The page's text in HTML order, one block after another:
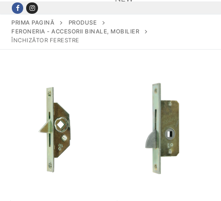
PRIMA PAGINĂ
PRODUSE
FERONERIA - ACCESORII BINALE, MOBILIER
ÎNCHIZĂTOR FERESTRE